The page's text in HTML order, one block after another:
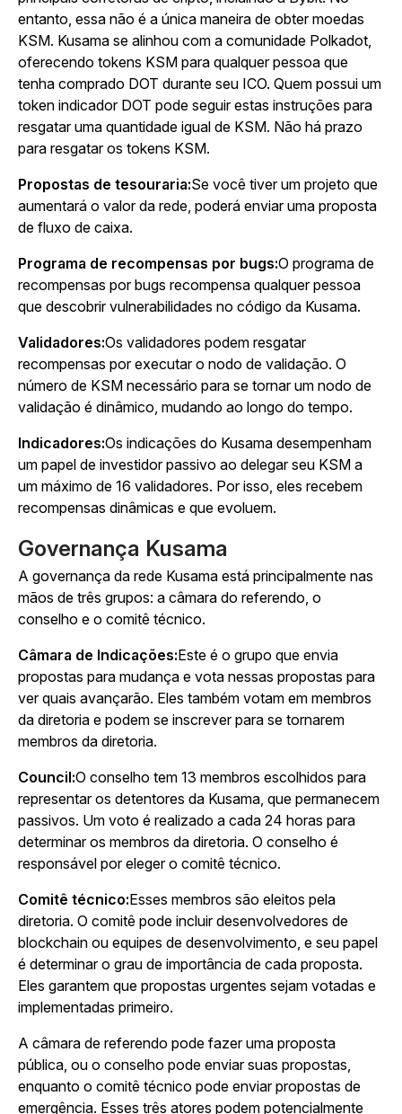
entanto, essa não é a única maneira de obter moedas
KSM. Kusama se alinhou com a comunidade Polkadot,
oferecendo tokens KSM para qualquer pessoa que
tenha comprado DOT durante seu ICO. Quem possui um
token indicador DOT pode seguir estas instruções para
resgatar uma quantidade igual de KSM. Não há prazo
para resgatar os tokens KSM.
Propostas de tesouraria:Se você tiver um projeto que
aumentará o valor da rede, poderá enviar uma proposta
de fluxo de caixa.
Programa de recompensas por bugs:O programa de
recompensas por bugs recompensa qualquer pessoa
que descobrir vulnerabilidades no código da Kusama.
Validadores:Os validadores podem resgatar
recompensas por executar o nodo de validação. O
número de KSM necessário para se tornar um nodo de
validação é dinâmico, mudando ao longo do tempo.
Indicadores:Os indicações do Kusama desempenham
um papel de investidor passivo ao delegar seu KSM a
um máximo de 16 validadores. Por isso, eles recebem
recompensas dinâmicas e que evoluem.
Governança Kusama
A governança da rede Kusama está principalmente nas
mãos de três grupos: a câmara do referendo, o
conselho e o comitê técnico.
Câmara de Indicações:Este é o grupo que envia
propostas para mudança e vota nessas propostas para
ver quais avançarão. Eles também votam em membros
da diretoria e podem se inscrever para se tornarem
membros da diretoria.
Council:O conselho tem 13 membros escolhidos para
representar os detentores da Kusama, que permanecem
passivos. Um voto é realizado a cada 24 horas para
determinar os membros da diretoria. O conselho é
responsável por eleger o comitê técnico.
Comitê técnico:Esses membros são eleitos pela
diretoria. O comitê pode incluir desenvolvedores de
blockchain ou equipes de desenvolvimento, e seu papel
é determinar o grau de importância de cada proposta.
Eles garantem que propostas urgentes sejam votadas e
implementadas primeiro.
A câmara de referendo pode fazer uma proposta
pública, ou o conselho pode enviar suas propostas,
enquanto o comitê técnico pode enviar propostas de
emergência. Esses três atores podem potencialmente